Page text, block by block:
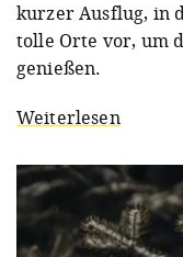
kurzer Ausflug, in
tolle Orte vor, um
genießen.
Weiterlesen